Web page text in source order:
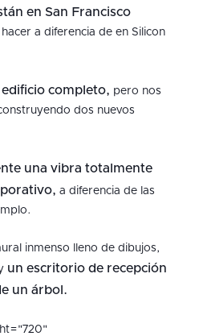
en San Francisco
a diferencia de en Silicon
completo, pero nos
dos nuevos
una vibra totalmente
a diferencia de las
inmenso lleno de dibujos,
un escritorio de recepción
un árbol.